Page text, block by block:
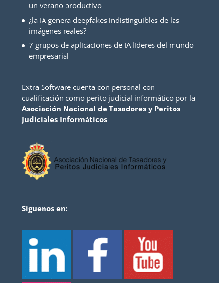
un verano productivo
¿la IA genera deepfakes indistinguibles de las
imágenes reales?
7 grupos de aplicaciones de IA líderes del mundo
empresarial
Extra Software cuenta con personal con
cualificación como perito judicial informático por la
Asociación Nacional de Tasadores y Peritos
Judiciales Informáticos
Síguenos en: